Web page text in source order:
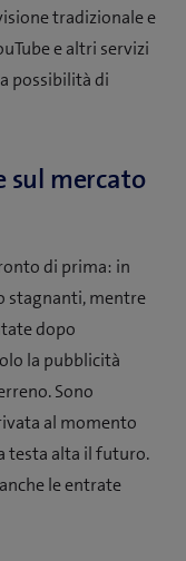
tradizionale e
e altri servizi
possibilità di
sul mercato
di prima: in
stagnanti, mentre
dopo
la pubblicità
Sono
al momento
testa alta il futuro.
le entrate